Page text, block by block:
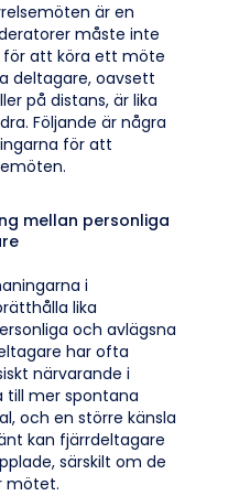
är en
måste inte
för att köra ett möte
deltagare, oavsett
på distans, är lika
Följande är några
för att
mellan personliga
i
lika
och avlägsna
har ofta
närvarande i
till mer spontana
och en större känsla
kan fjärrdeltagare
särskilt om de
mötet.